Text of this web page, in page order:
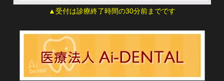
▲受付は診療終了時間の30分前までです